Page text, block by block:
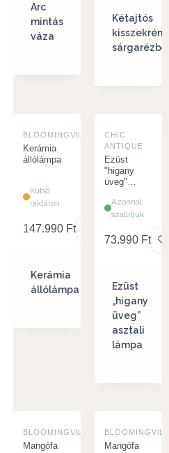
Arc
mintás
váza
Kétajtós
kisszekrény
sárgarézből
BLOOMINGVILLE
Kerámia
állólámpa
Külső
raktáron
147.990 Ft
Kerámia
állólámpa
CHIC
ANTIQUE
Ezüst
"higany
üveg"
lámpa
Azonnal
szállítjuk
73.990 Ft
Ezüst
„higany
üveg”
asztali
lámpa
BLOOMINGVILLE
Mangófa
Mangófa